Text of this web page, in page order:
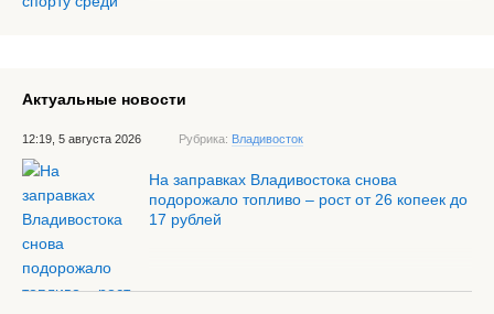
Актуальные новости
12:19, 5 августа 2026 Рубрика: Владивосток
На заправках Владивостока снова
подорожало топливо – рост от 26 копеек до
17 рублей